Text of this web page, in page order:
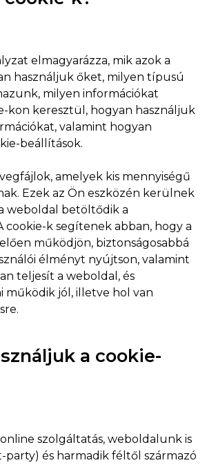
elmagyarázza, mik azok a
használjuk őket, milyen típusú
milyen információkat
kon keresztül, hogyan használjuk
valamint hogyan
beállítások.
amelyek kis mennyiségű
Ezek az Ön eszközén kerülnek
weboldal betöltődik a
cookie-k segítenek abban, hogy a
működjön, biztonságosabbá
élményt nyújtson, valamint
teljesít a weboldal, és
működik jól, illetve hol van
a cookie-
szolgáltatás, weboldalunk is
party) és harmadik féltől származó